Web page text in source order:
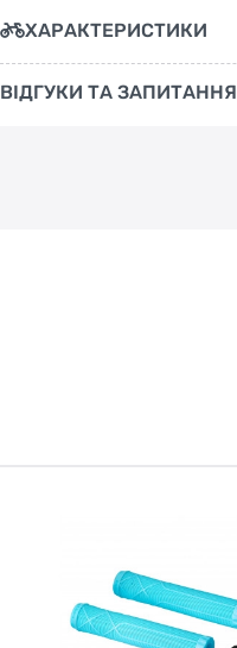
ХАРАКТЕРИСТИКИ
ВІДГУКИ ТА ЗАПИТАННЯ